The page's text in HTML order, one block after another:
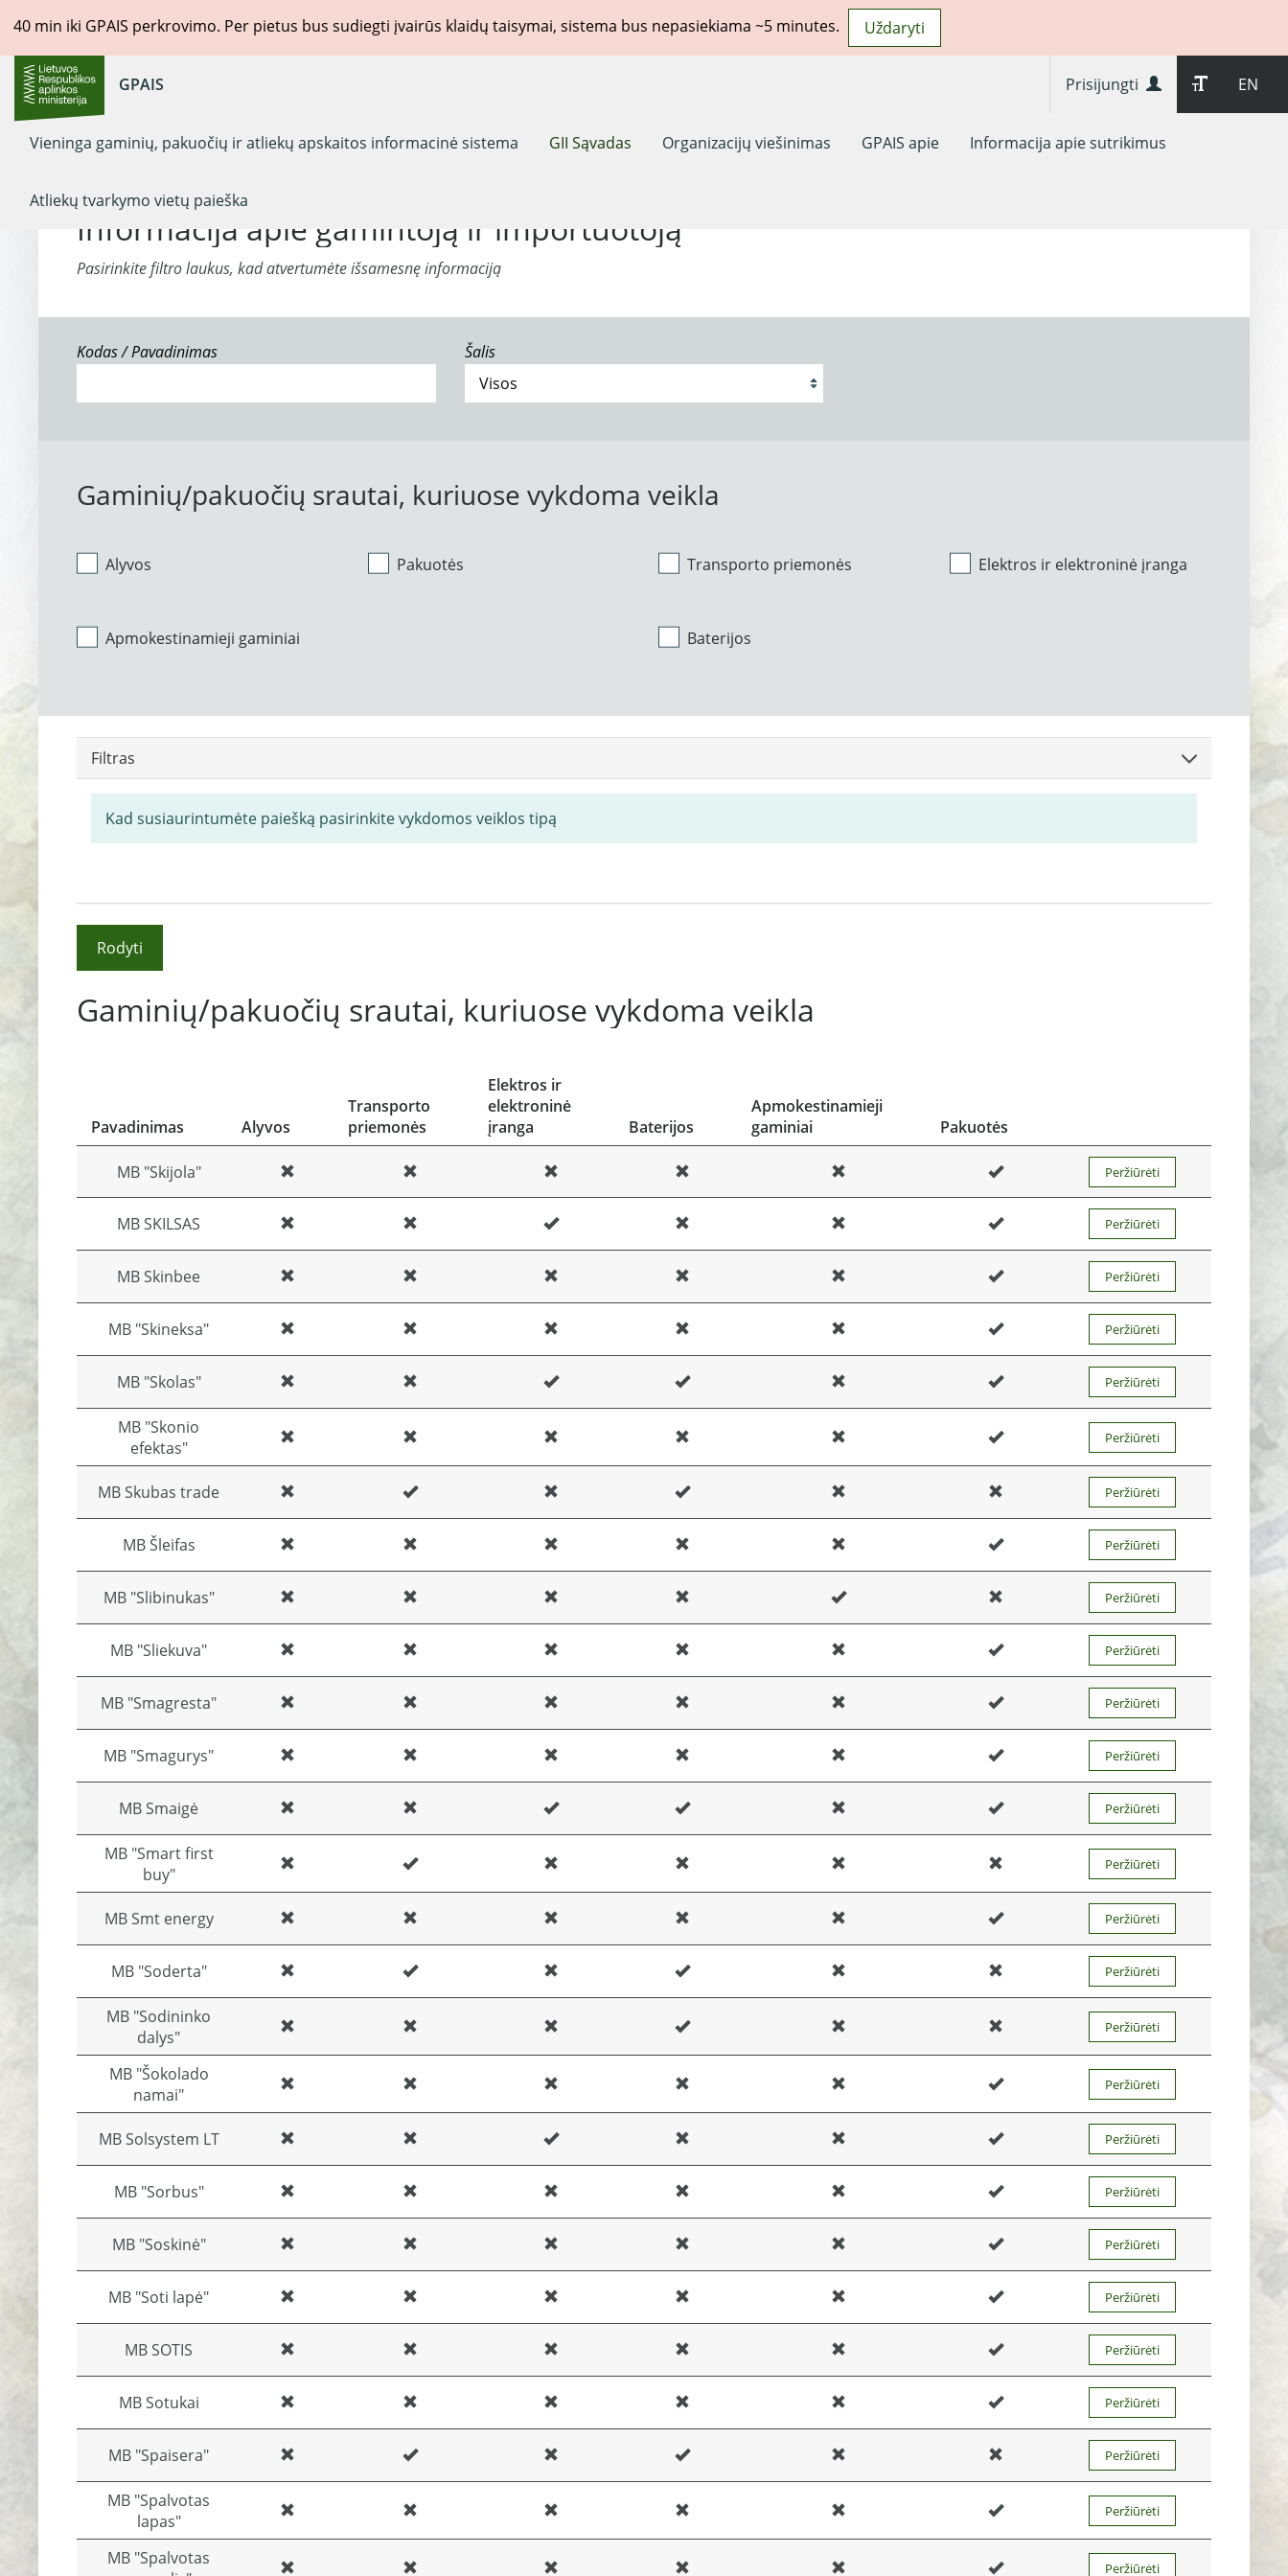
40 min iki GPAIS perkrovimo. Per pietus bus sudiegti įvairūs klaidų taisymai, sistema bus nepasiekiama ~5 minutes. Uždaryti
GPAIS EN
Prisijungti
Vieninga gaminių, pakuočių ir atliekų apskaitos informacinė sistema GII Sąvadas Organizacijų viešinimas GPAIS apie Informacija apie sutrikimus
Atliekų tvarkymo vietų paieška
Informacija apie gamintoją ir importuotoją
Pasirinkite filtro laukus, kad atvertumėte išsamesnę informaciją
Kodas / Pavadinimas Šalis
Gaminių/pakuočių srautai, kuriuose vykdoma veikla
Alyvos Pakuotės Transporto priemonės Elektros ir elektroninė įranga
Apmokestinamieji gaminiai Baterijos
Filtras
Kad susiaurintumėte paiešką pasirinkite vykdomos veiklos tipą
Rodyti
Gaminių/pakuočių srautai, kuriuose vykdoma veikla
Pavadinimas Alyvos
Transporto
priemonės
Elektros ir
elektroninė
įranga
Baterijos
Apmokestinamieji
gaminiai
Pakuotės
MB "Skijola" Peržiūrėti
MB SKILSAS Peržiūrėti
MB Skinbee Peržiūrėti
MB "Skineksa" Peržiūrėti
MB "Skolas" Peržiūrėti
MB "Skonio
efektas"
Peržiūrėti
MB Skubas trade Peržiūrėti
MB Šleifas Peržiūrėti
MB "Slibinukas" Peržiūrėti
MB "Sliekuva" Peržiūrėti
MB "Smagresta" Peržiūrėti
MB "Smagurys" Peržiūrėti
MB Smaigė Peržiūrėti
MB "Smart first
buy"
Peržiūrėti
MB Smt energy Peržiūrėti
MB "Soderta" Peržiūrėti
MB "Sodininko
dalys"
Peržiūrėti
MB "Šokolado
namai"
Peržiūrėti
MB Solsystem LT Peržiūrėti
MB "Sorbus" Peržiūrėti
MB "Soskinė" Peržiūrėti
MB "Soti lapė" Peržiūrėti
MB SOTIS Peržiūrėti
MB Sotukai Peržiūrėti
MB "Spaisera" Peržiūrėti
MB "Spalvotas
lapas"
Peržiūrėti
MB "Spalvotas
Peržiūrėti